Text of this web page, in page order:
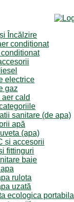
Încălzire
condiționat
electrice
gaz
cald
sanitare (de apa)
apă
(apa)
și accesorii
fittinguri
baie
rulota
uzată
ecologica portabila